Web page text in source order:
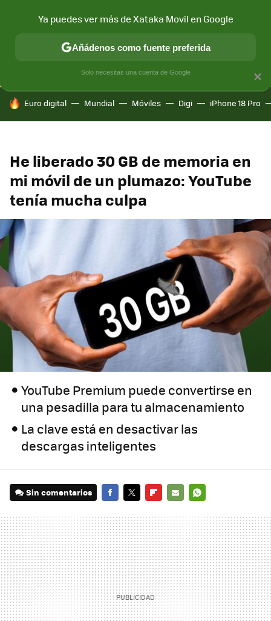
CONECTIVIDAD MÓVIL Y SOCIEDAD APLICACIONES
HOY SE HABLA DE
Euro digital Mundial Móviles Digi iPhone 18 Pro
He liberado 30 GB de memoria en
mi móvil de un plumazo: YouTube
tenía mucha culpa
YouTube Premium puede convertirse en
una pesadilla para tu almacenamiento
La clave está en desactivar las
descargas inteligentes
Sin comentarios
MAIL
×
Ya puedes ver más de Xataka Movil en Google
Añádenos como fuente preferida
Solo necesitas una cuenta de Google